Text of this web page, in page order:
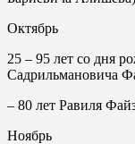
Октябрь
25 – 95 лет со дня
Садрильмановича
– 80 лет Равиля
Ноябрь